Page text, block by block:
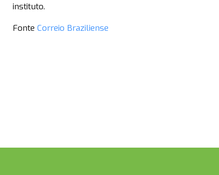
instituto.
Fonte Correio Braziliense